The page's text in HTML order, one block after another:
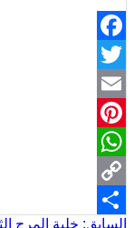
خلية المرج الثالثة